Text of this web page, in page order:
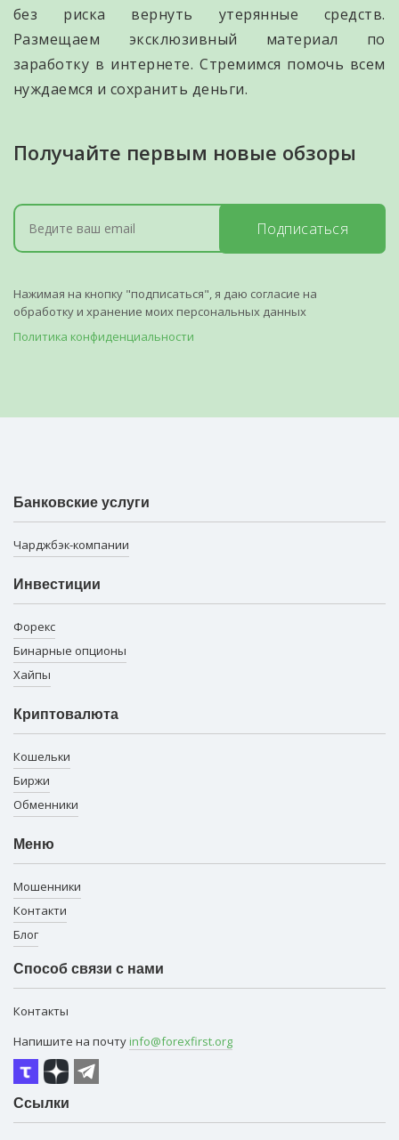
без риска вернуть утерянные средств.
Размещаем эксклюзивный материал по
заработку в интернете. Стремимся помочь всем
нуждаемся и сохранить деньги.
Получайте первым новые обзоры
Подписаться
Нажимая на кнопку "подписаться", я даю согласие на
обработку и хранение моих персональных данных
Политика конфиденциальности
Банковские услуги
Чарджбэк-компании
Инвестиции
Форекс
Бинарные опционы
Хайпы
Криптовалюта
Кошельки
Биржи
Обменники
Меню
Мошенники
Контакти
Блог
Способ связи с нами
Контакты
Напишите на почту info@forexfirst.org
Ссылки